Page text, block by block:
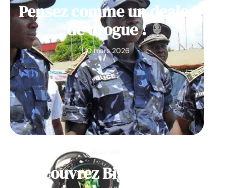
Pensez comme un dealer
de drogue !
10 mars 2026
Découvrez Big Monster,